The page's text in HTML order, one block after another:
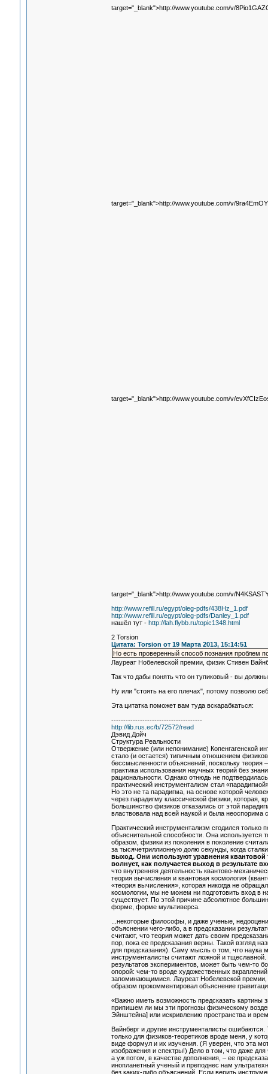
target="_blank">http://www.youtube.com/v/
target="_blank">http://www.youtube.com/v/
target="_blank">http://www.youtube.com/v/
target="_blank">http://www.youtube.com/v/
http://www.refill.ru/egypt/oleg-pdfs/438Hz_1.pdf
http://www.refill.ru/egypt/oleg-pdfs/Danley_1.pdf
нашёл тут - http://lah.flybb.ru/topic1348.html
2 Torsion
Цитата: Torsion от 19 Марта 2013, 15:14:51
Но есть проверенный способ познания проблем
Лауреат Нобелевской премии, физик Стивен
Так что дабы понять что он тупиковый - вы
Ну или "стоять на его плечах", потому позволю
Эта цитатка поможет вам туда вскарабкаться:
--------------------------------------
http://lib.rus.ec/b/72572/read
Дэвид Дойч
Структура Реальности
Отвержение (или непонимание) Копенгагенской
стало (и остается) типичным отношением
бессмысленности объяснений, поскольку теория
практика использования научных теорий без
рациональности. Однако отнюдь не
практический инструментализм стал
Но это не та парадигма, на основе которой
через парадигму классической физики, которая,
Большинство физиков отказались от этой
властвовала над всей наукой и была неоспорима
Практический инструментализм сгодился
объяснительной способности. Она используется
образом, физики из поколения в поколение
за тысячетриллионную долю секунды, когда
выход. Они используют уравнения квантовой
волнует, как получается выход в результате
что внутренняя деятельность квантово-
теория вычисления и квантовая космология
«теория вычисления», которая никогда не
космологии, мы не можем ни подготовить вход в
существует. По этой причине абсолютное
форме, форме мультиверса.
...некоторые философы, и даже ученые,
объяснении чего-либо, а в предсказании
считают, что теория может дать своим
пор, пока ее предсказания верны. Такой взгляд
для предсказания). Саму мысль о том, что
инструменталисты считают ложной и
результатов экспериментов, может быть чем-то
опорой: чем-то вроде художественных
запоминающимися. Лауреат Нобелевской премии,
образом прокомментировал объяснение
«Важно иметь возможность предсказать картины
припишем ли мы эти прогнозы физическому
Эйнштейна] или искривлению пространства и
Вайнберг и другие инструменталисты
только для физиков-теоретиков вроде меня, у
виде формул и их изучения. (Я уверен, что эта
изображения и спектры!) Дело в том, что даже
а уж потом, в качестве дополнения, – ее
инопланетный ученый и преподнес нам
без каких-либо объяснений. Если верить